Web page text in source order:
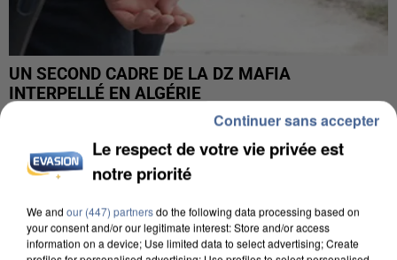
UN SECOND CADRE DE LA DZ MAFIA
INTERPELLÉ EN ALGÉRIE
Le respect de votre vie privée est
notre priorité
We and our (447) partnersdo the following data processing based on
your consent and/or our legitimate interest: Store and/or access
information on a device; Use limited data to select advertising; Create
Continuer sans accepter